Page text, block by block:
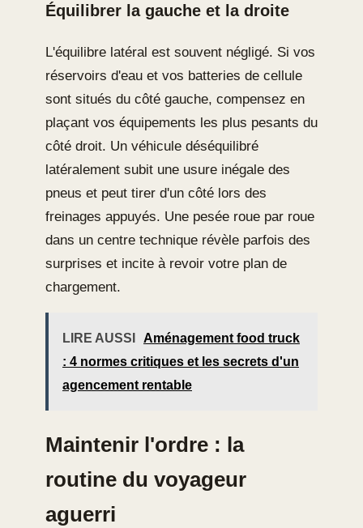
Équilibrer la gauche et la droite
L'équilibre latéral est souvent négligé. Si vos
réservoirs d'eau et vos batteries de cellule
sont situés du côté gauche, compensez en
plaçant vos équipements les plus pesants du
côté droit. Un véhicule déséquilibré
latéralement subit une usure inégale des
pneus et peut tirer d'un côté lors des
freinages appuyés. Une pesée roue par roue
dans un centre technique révèle parfois des
surprises et incite à revoir votre plan de
chargement.
LIRE AUSSI
Aménagement food truck
: 4 normes critiques et les secrets d'un
agencement rentable
Maintenir l'ordre : la
routine du voyageur
aguerri